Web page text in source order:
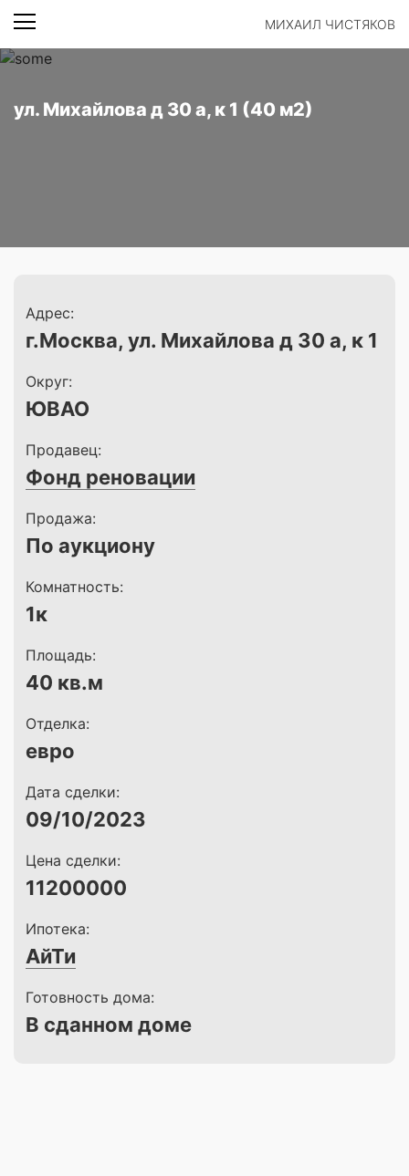
МИХАИЛ ЧИСТЯКОВ
ул. Михайлова д 30 а, к 1 (40 м2)
Адрес:
г.Москва, ул. Михайлова д 30 а, к 1
Округ:
ЮВАО
Продавец:
Фонд реновации
Продажа:
По аукциону
Комнатность:
1к
Площадь:
40 кв.м
Отделка:
евро
Дата сделки:
09/10/2023
Цена сделки:
11200000
Ипотека:
АйТи
Готовность дома:
В сданном доме